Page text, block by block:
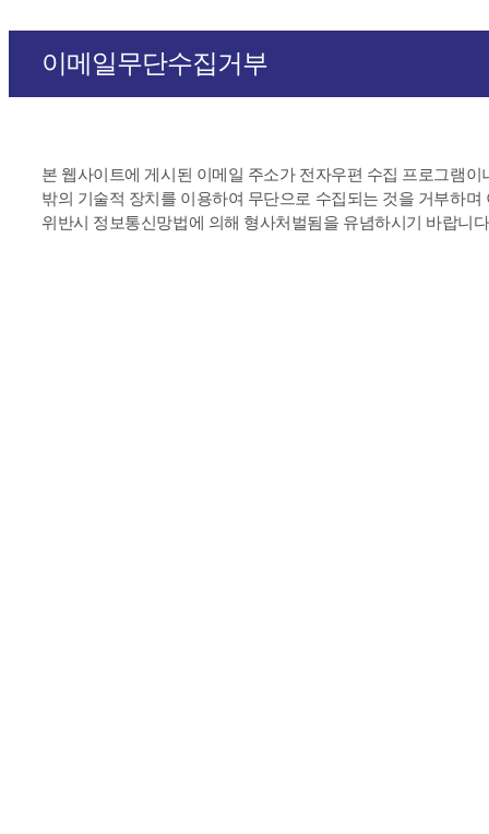
이메일무단수집거부
본 웹사이트에 게시된 이메일 주소가 전자우편 수집 프로그램이
밖의 기술적 장치를 이용하여 무단으로 수집되는 것을 거부하며
위반시 정보통신망법에 의해 형사처벌됨을 유념하시기 바랍니